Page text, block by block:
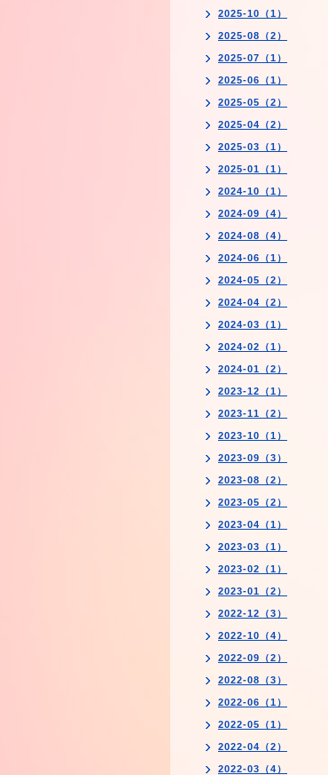
2025-10（1）
2025-08（2）
2025-07（1）
2025-06（1）
2025-05（2）
2025-04（2）
2025-03（1）
2025-01（1）
2024-10（1）
2024-09（4）
2024-08（4）
2024-06（1）
2024-05（2）
2024-04（2）
2024-03（1）
2024-02（1）
2024-01（2）
2023-12（1）
2023-11（2）
2023-10（1）
2023-09（3）
2023-08（2）
2023-05（2）
2023-04（1）
2023-03（1）
2023-02（1）
2023-01（2）
2022-12（3）
2022-10（4）
2022-09（2）
2022-08（3）
2022-06（1）
2022-05（1）
2022-04（2）
2022-03（4）